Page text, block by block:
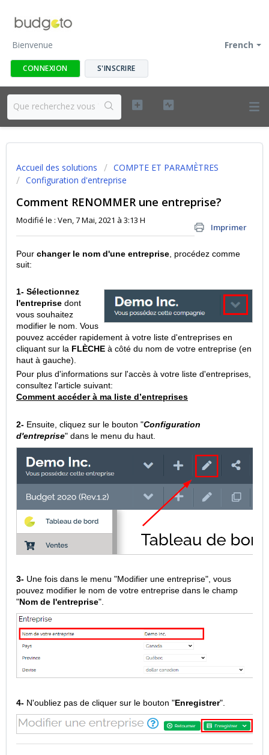
French
Bienvenue
CONNEXION S'INSCRIRE
Accueil des solutions
COMPTE ET PARAMÈTRES
Configuration d'entreprise
Comment RENOMMER une entreprise?
Imprimer
Modifié le : Ven, 7 Mai, 2021 à 3:13 H
Pour changer le nom d'une entreprise, procédez comme
suit:
1- Sélectionnez
l'entreprise dont
vous souhaitez
modifier le nom. Vous
pouvez accéder rapidement à votre liste d'entreprises en
cliquant sur la FLÈCHE à côté du nom de votre entreprise (en
haut à gauche).
Pour plus d'informations sur l'accès à votre liste d'entreprises,
consultez l'article suivant:
Comment accéder à ma liste d’entreprises
2- Ensuite, cliquez sur le bouton "Configuration
d'entreprise" dans le menu du haut.
3- Une fois dans le menu "Modifier une entreprise", vous
pouvez modifier le nom de votre entreprise dans le champ
"Nom de l'entreprise".
4- N'oubliez pas de cliquer sur le bouton "Enregistrer".